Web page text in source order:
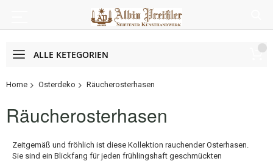
ALLE KETEGORIEN
Home Osterdeko Räucherosterhasen
Räucherosterhasen
Zeitgemäß und fröhlich ist diese Kollektion rauchender Osterhasen.
Sie sind ein Blickfang für jeden frühlingshaft geschmückten